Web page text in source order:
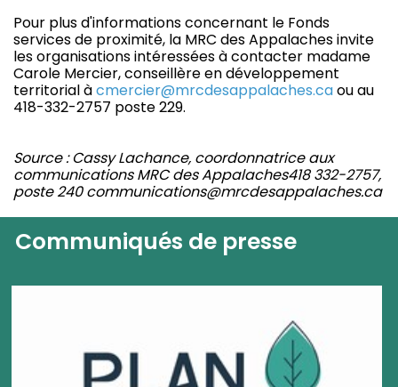
Pour plus d'informations concernant le Fonds
services de proximité, la MRC des Appalaches invite
les organisations intéressées à contacter madame
Carole Mercier, conseillère en développement
territorial àcmercier@mrcdesappalaches.caou au
418-332-2757 poste 229.
Source : Cassy Lachance, coordonnatrice aux
communications MRC des Appalaches418 332-2757,
poste 240 communications@mrcdesappalaches.ca
Communiqués de presse